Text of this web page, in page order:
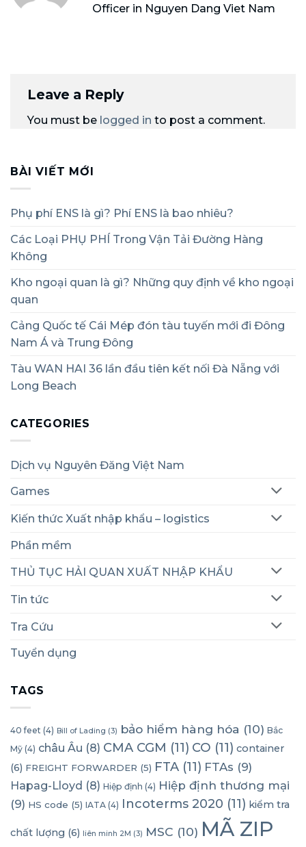
Officer in Nguyen Dang Viet Nam
Leave a Reply
You must be logged in to post a comment.
BÀI VIẾT MỚI
Phụ phí ENS là gì? Phí ENS là bao nhiêu?
Các Loại PHỤ PHÍ Trong Vận Tải Đường Hàng
Không
Kho ngoại quan là gì? Những quy định về kho ngoại
quan
Cảng Quốc tế Cái Mép đón tàu tuyến mới đi Đông
Nam Á và Trung Đông
Tàu WAN HAI 36 lần đầu tiên kết nối Đà Nẵng với
Long Beach
CATEGORIES
Dịch vụ Nguyên Đăng Việt Nam
Games
Kiến thức Xuất nhập khẩu – logistics
Phần mềm
THỦ TỤC HẢI QUAN XUẤT NHẬP KHẨU
Tin tức
Tra Cứu
Tuyển dụng
TAGS
40 feet (4) Bill of Lading (3) bảo hiểm hàng hóa (10) Bắc
Mỹ (4) châu Âu (8) CMA CGM (11) CO (11) container
(6) FREIGHT FORWARDER (5) FTA (11) FTAs (9)
Hapag-Lloyd (8) Hiệp định (4) Hiệp định thương mại
(9) HS code (5) IATA (4) Incoterms 2020 (11) kiểm tra
chất lượng (6) liên minh 2M (3) MSC (10) MÃ ZIP